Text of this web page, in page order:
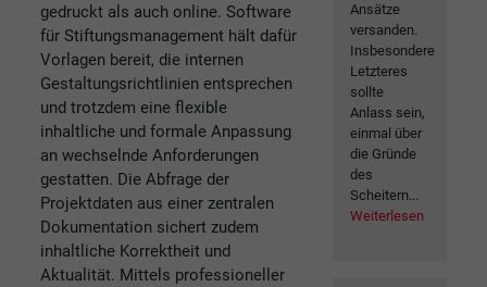
gedruckt als auch online. Software
für Stiftungsmanagement hält dafür
Vorlagen bereit, die internen
Gestaltungsrichtlinien entsprechen
und trotzdem eine flexible
inhaltliche und formale Anpassung
an wechselnde Anforderungen
gestatten. Die Abfrage der
Projektdaten aus einer zentralen
Dokumentation sichert zudem
inhaltliche Korrektheit und
Aktualität. Mittels professioneller
Ansätze
versanden.
Insbesondere
Letzteres
sollte
Anlass sein,
einmal über
die Gründe
des
Scheitern...
Weiterlesen